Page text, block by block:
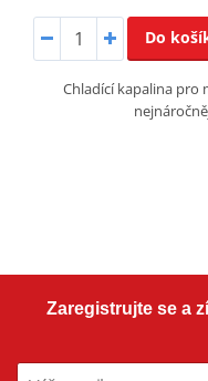
Do
Chladící kapalina
Zaregistrujte se a